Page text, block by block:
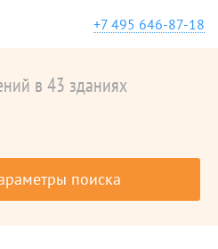
+7 495 646-87-18
в 43 зданиях
поиска